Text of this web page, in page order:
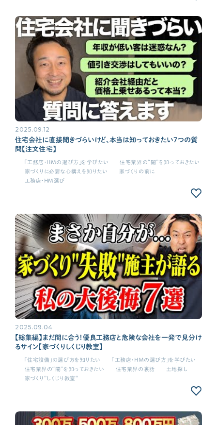
2025.09.12
住宅会社に直接聞きづらいけど、本当は知っておきたい7つの質
問【注文住宅】
「工務店・HMの選び方」を学びたい
住宅業界の“闇”を知っておきたい
家づくりに必要な心構えを知りたい
家づくりの前に
工務店・HM選び
2025.09.04
【総集編】まだ間に合う！優良工務店と危険な会社を一発で見分け
るサイン【家づくりしくじり教室】
「住宅設備」の選び方を知りたい
「工務店・HMの選び方」を学びたい
住宅業界の“闇”を知っておきたい
住宅業界の裏話
土地探し
家づくり”しくじり教室“